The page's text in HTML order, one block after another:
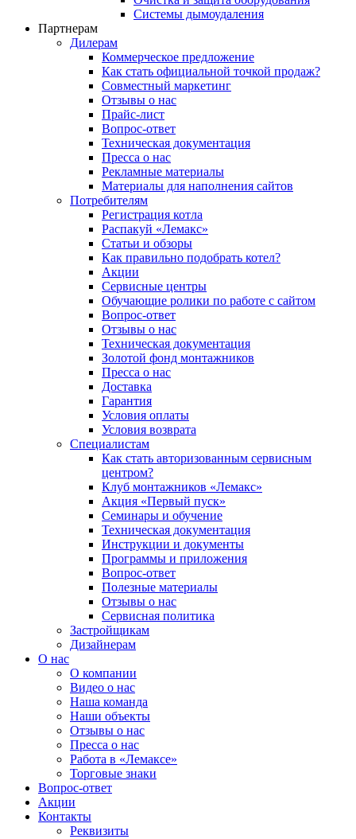
Системы дымоудаления
Партнерам
Дилерам
Коммерческое предложение
Как стать официальной точкой продаж?
Совместный маркетинг
Отзывы о нас
Прайс-лист
Вопрос-ответ
Техническая документация
Пресса о нас
Рекламные материалы
Материалы для наполнения сайтов
Потребителям
Регистрация котла
Распакуй «Лемакс»
Статьи и обзоры
Как правильно подобрать котел?
Акции
Сервисные центры
Обучающие ролики по работе с сайтом
Вопрос-ответ
Отзывы о нас
Техническая документация
Золотой фонд монтажников
Пресса о нас
Доставка
Гарантия
Условия оплаты
Условия возврата
Специалистам
Как стать авторизованным сервисным
центром?
Клуб монтажников «Лемакс»
Акция «Первый пуск»
Семинары и обучение
Техническая документация
Инструкции и документы
Программы и приложения
Вопрос-ответ
Полезные материалы
Отзывы о нас
Сервисная политика
Застройщикам
Дизайнерам
О нас
О компании
Видео о нас
Наша команда
Наши объекты
Отзывы о нас
Пресса о нас
Работа в «Лемаксе»
Торговые знаки
Вопрос-ответ
Акции
Контакты
Реквизиты